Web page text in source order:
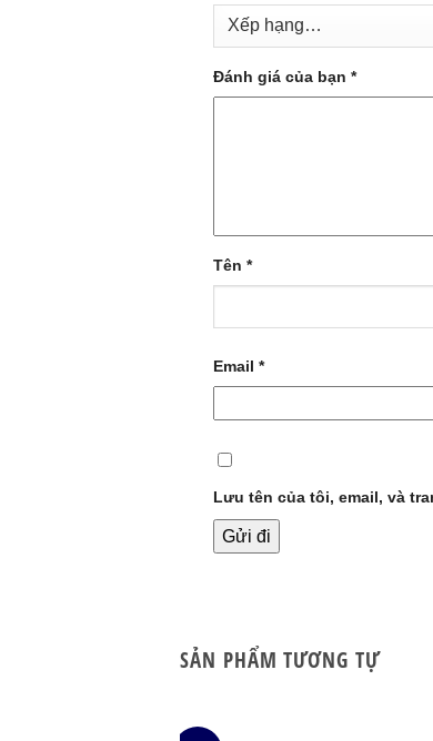
Đánh giá của bạn *
Tên *
Email *
Lưu tên của tôi, email, và
SẢN PHẨM TƯƠNG TỰ